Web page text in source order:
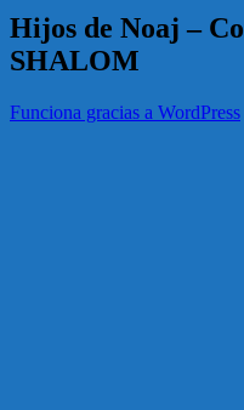
Hijos de Noaj –
SHALOM
Funciona gracias a WordPress